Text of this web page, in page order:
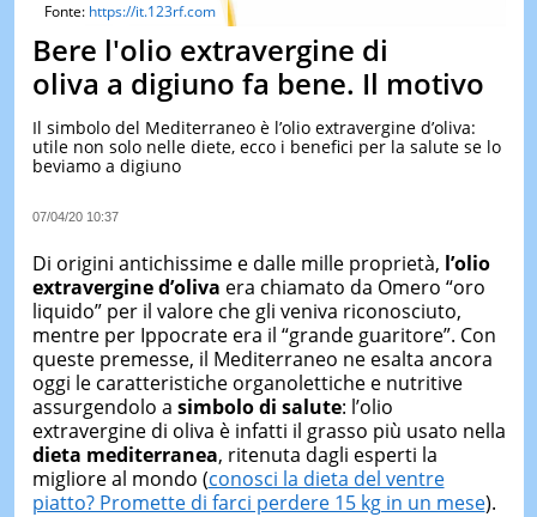
LE
LE
Fonte: https://it.123rf.com
Bere l'olio extravergine di
oliva a digiuno fa bene. Il motivo
Il simbolo del Mediterraneo è l’olio extravergine d’oliva:
utile non solo nelle diete, ecco i benefici per la salute se lo
beviamo a digiuno
07/04/20 10:37
Di origini antichissime e dalle mille proprietà, l’olio
extravergine d’oliva era chiamato da Omero “oro
liquido” per il valore che gli veniva riconosciuto,
mentre per Ippocrate era il “grande guaritore”. Con
queste premesse, il Mediterraneo ne esalta ancora
oggi le caratteristiche organolettiche e nutritive
assurgendolo a simbolo di salute: l’olio
extravergine di oliva è infatti il grasso più usato nella
dieta mediterranea, ritenuta dagli esperti la
migliore al mondo (conosci la dieta del ventre
piatto? Promette di farci perdere 15 kg in un mese).